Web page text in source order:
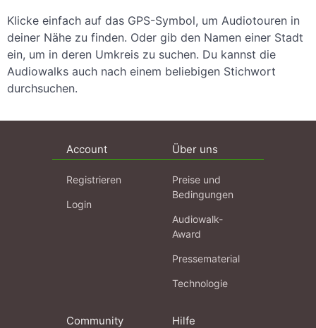
Klicke einfach auf das GPS-Symbol, um Audiotouren in
deiner Nähe zu finden. Oder gib den Namen einer Stadt
ein, um in deren Umkreis zu suchen. Du kannst die
Audiowalks auch nach einem beliebigen Stichwort
durchsuchen.
Account
Registrieren
Login
Über uns
Preise und
Bedingungen
Audiowalk-
Award
Pressematerial
Technologie
Community Hilfe